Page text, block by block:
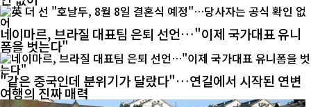
네이마르, 브라질 대표팀 은퇴 선언…"이제 국가대표 유니
폼을 벗는다"
"같은 중국인데 분위기가 달랐다"…연길에서 시작된 연변
여행의 진짜 매력